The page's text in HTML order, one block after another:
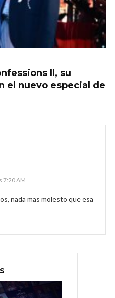
II, su
el nuevo especial de
7:20 AM
nada mas molesto que esa